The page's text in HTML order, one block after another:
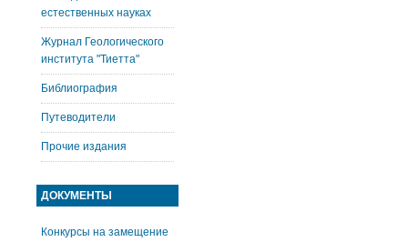
естественных науках
Журнал Геологического
института "Тиетта"
Библиография
Путеводители
Прочие издания
ДОКУМЕНТЫ
Конкурсы на замещение